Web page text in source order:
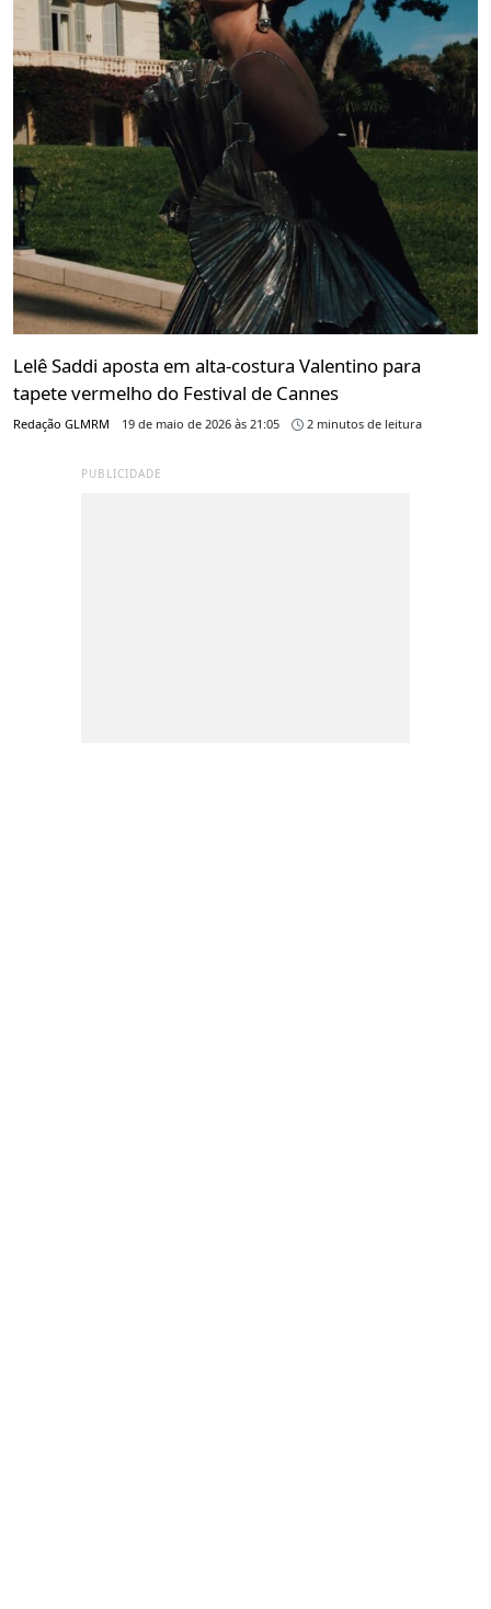
Lelê Saddi aposta em alta-costura Valentino para
tapete vermelho do Festival de Cannes
Redação GLMRM 19 de maio de 2026 às 21:05 2 minutos de leitura
PUBLICIDADE